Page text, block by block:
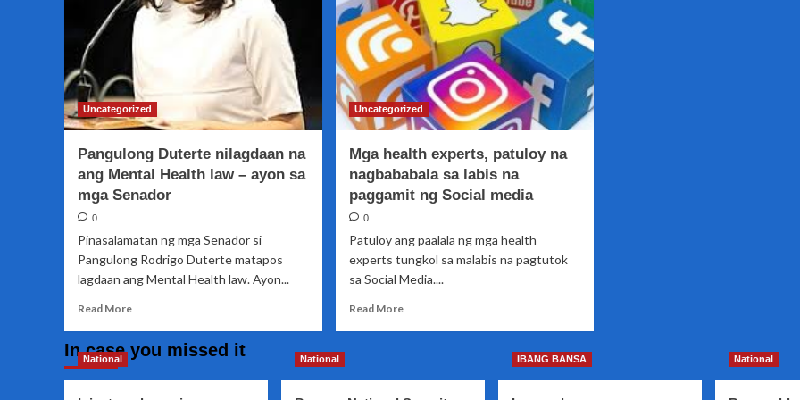
Uncategorized
Pangulong Duterte nilagdaan na
ang Mental Health law – ayon sa
mga Senador
0
Pinasalamatan ng mga Senador si
Pangulong Rodrigo Duterte matapos
lagdaan ang Mental Health law. Ayon...
Read MoreRead
Pangulong
Uncategorized
Mga health experts, patuloy na
nagbababala sa labis na
paggamit ng Social media
0
Patuloy ang paalala ng mga health
experts tungkol sa malabis na pagtutok
sa Social Media....
Read MoreRead
In case you missed it
National National IBANG BANSA National